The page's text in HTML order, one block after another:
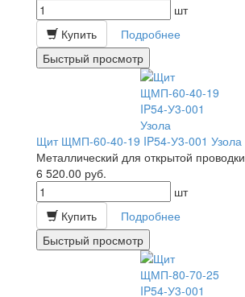
шт
Купить
Подробнее
Быстрый просмотр
Щит ЩМП-60-40-19 IP54-У3-001 Узола
Металлический для открытой проводки
6 520.00 руб.
шт
Купить
Подробнее
Быстрый просмотр